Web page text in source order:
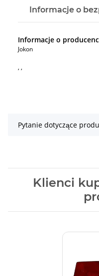
Informacje o
Informacje o
Jokon
, ,
Pytanie dotyczące
Klienci